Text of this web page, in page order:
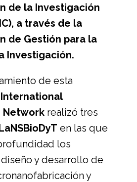
de la Investigación
a través de la
de Gestión para la
Investigación.
de esta
International
Network realizó tres
en las que
los
y desarrollo de
y